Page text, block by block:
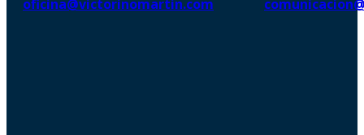
oficina@victorinomartin.com